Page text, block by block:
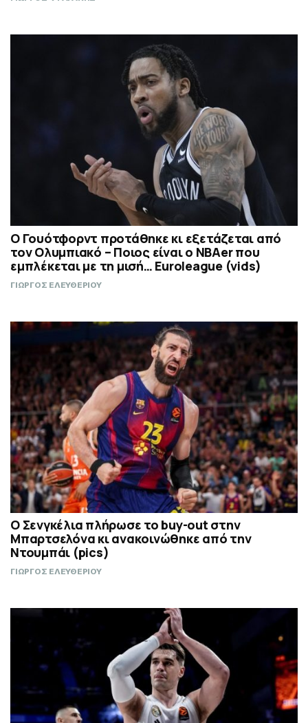
Ο Γουότφορντ προτάθηκε κι εξετάζεται από
τον Ολυμπιακό – Ποιος είναι ο ΝΒΑer που
εμπλέκεται με τη μισή… Euroleague (vids)
ΓΙΩΡΓΟΣ ΕΛΕΥΘΕΡΙΟΥ
Ο Σενγκέλια πλήρωσε το buy-out στην
Μπαρτσελόνα κι ανακοινώθηκε από την
Ντουμπάι (pics)
ΓΙΩΡΓΟΣ ΕΛΕΥΘΕΡΙΟΥ